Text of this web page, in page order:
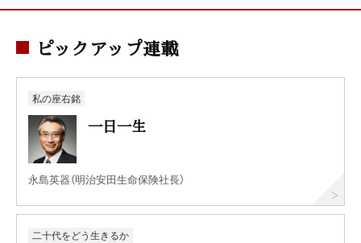
ピックアップ連載
私の座右銘
一日一生
永島英器（明治安田生命保険社長）
二十代をどう生きるか